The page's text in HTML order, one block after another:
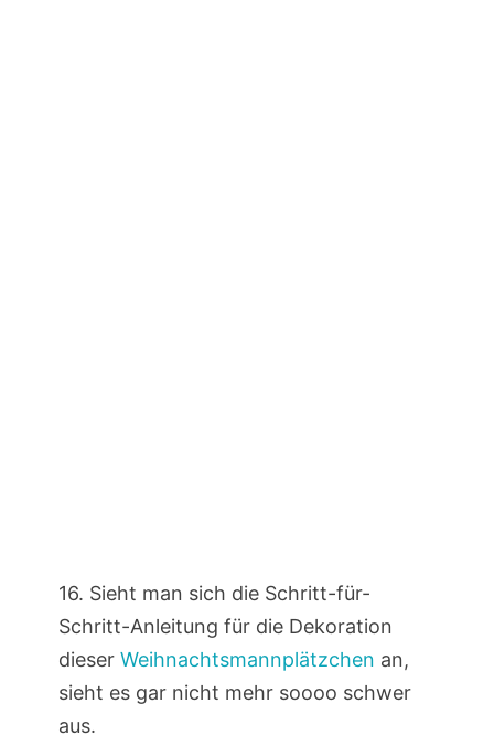
16. Sieht man sich die Schritt-für-
Schritt-Anleitung für die Dekoration
dieser Weihnachtsmannplätzchen an,
sieht es gar nicht mehr soooo schwer
aus.